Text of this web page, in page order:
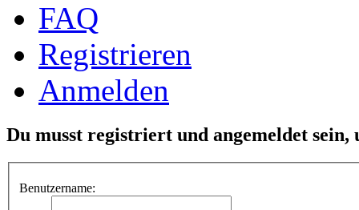
FAQ
Registrieren
Anmelden
Du musst registriert und angemeldet sein,
Benutzername: